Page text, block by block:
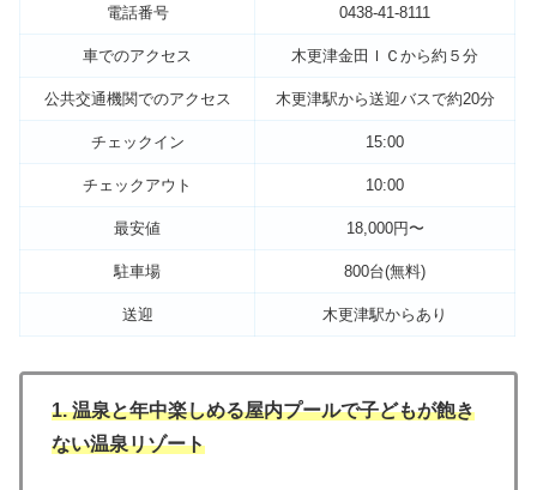
電話番号 0438-41-8111
車でのアクセス 木更津金田ＩＣから約５分
公共交通機関でのアクセス 木更津駅から送迎バスで約20分
チェックイン 15:00
チェックアウト 10:00
最安値 18,000円〜
駐車場 800台(無料)
送迎 木更津駅からあり
1. 温泉と年中楽しめる屋内プールで子どもが飽き
ない温泉リゾート